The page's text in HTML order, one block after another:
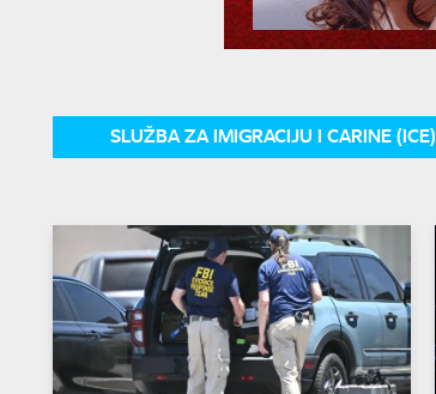
SLUŽBA ZA IMIGRACIJU I CARINE (ICE)